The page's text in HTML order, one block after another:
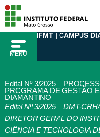
para
conteúdo
MENU
IFMT | CAMPUS
Edital Nº 3/2025 –
PROGRAMA DE GESTÃO
DIAMANTINO
Edital Nº 3/2025 – DMT-
DIRETOR GERAL DO
CIÊNCIA E TECNOLOGIA